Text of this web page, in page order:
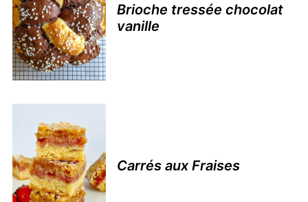
Brioche tressée chocolat
vanille
Carrés aux Fraises